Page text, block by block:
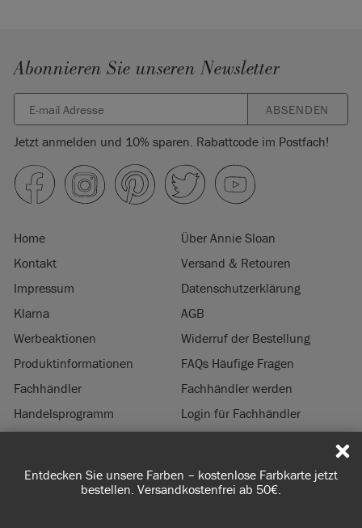
Entdecken Sie unsere Farben – kostenlose Farbkarte jetzt
bestellen. Versandkostenfrei ab 50€.
Abonnieren Sie unseren Newsletter
ABSENDEN
Jetzt anmelden und 10% sparen. Rabattcode im Postfach!
Home
Über Annie Sloan
Kontakt
Versand & Retouren
Impressum
Datenschutzerklärung
Klarna
AGB
Werbeaktionen
Widerruf der Bestellung
Produktinformationen
FAQs Häufige Fragen
Fachhändler
Fachhändler werden
Handelsprogramm
Login für Fachhändler
© 2026 ANNIE SLOAN INTERIORS LTD. ‘CHALK PAINT’ ist eine eingetragene
Marke von Annie Sloan Interiors Ltd. in US & CAN. ‘ANNIE SLOAN’ ist eine